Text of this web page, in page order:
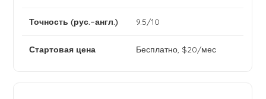
9.5/10
Бесплатно, $20/мес